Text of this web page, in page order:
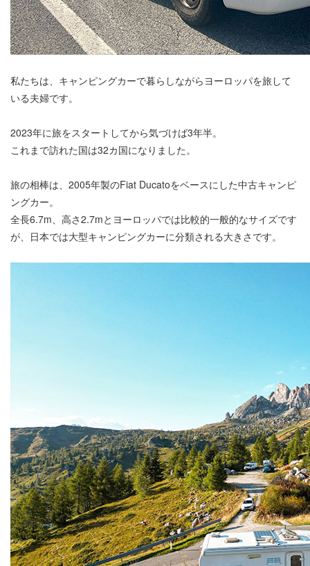
私たちは、キャンピングカーで暮らしながらヨーロッパを旅して
いる夫婦です。
2023年に旅をスタートしてから気づけば3年半。
これまで訪れた国は32カ国になりました。
旅の相棒は、2005年製のFiat Ducatoをベースにした中古キャンピ
ングカー。
全長6.7m、高さ2.7mとヨーロッパでは比較的一般的なサイズです
が、日本では大型キャンピングカーに分類される大きさです。